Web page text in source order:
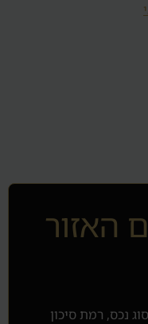
האזור
נכס, רמת סיכון